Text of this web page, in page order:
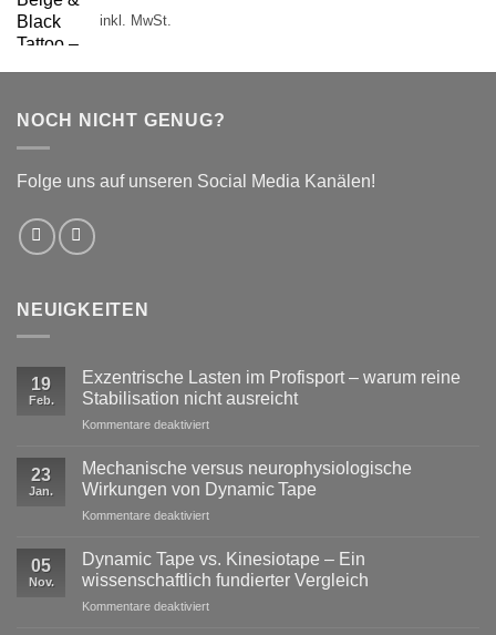
inkl. MwSt.
NOCH NICHT GENUG?
Folge uns auf unseren Social Media Kanälen!
NEUIGKEITEN
19
Feb.
Exzentrische Lasten im Profisport – warum reine
Stabilisation nicht ausreicht
Kommentare deaktiviertfür
im
Profisport
–
reine
Stabilisation
ausreicht
23
Jan.
Mechanische versus neurophysiologische
Wirkungen von Dynamic Tape
Kommentare deaktiviertfür
versus
neurophysiologische
Wirkungen
von
05
Nov.
Dynamic Tape vs. Kinesiotape – Ein
wissenschaftlich fundierter Vergleich
Kommentare deaktiviertfür